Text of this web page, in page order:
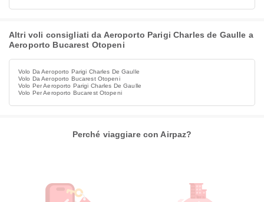
Altri voli consigliati da Aeroporto Parigi Charles de Gaulle a
Aeroporto Bucarest Otopeni
Volo Da Aeroporto Parigi Charles De Gaulle
Volo Da Aeroporto Bucarest Otopeni
Volo Per Aeroporto Parigi Charles De Gaulle
Volo Per Aeroporto Bucarest Otopeni
Perché viaggiare con Airpaz?